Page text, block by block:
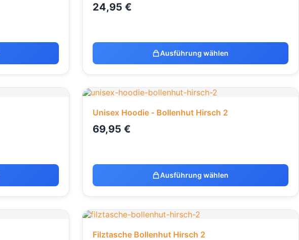
24,95 €
Ausführung wählen
Unisex Hoodie - Bollenhut Hirsch 2
69,95 €
Ausführung wählen
Filztasche Bollenhut Hirsch 2